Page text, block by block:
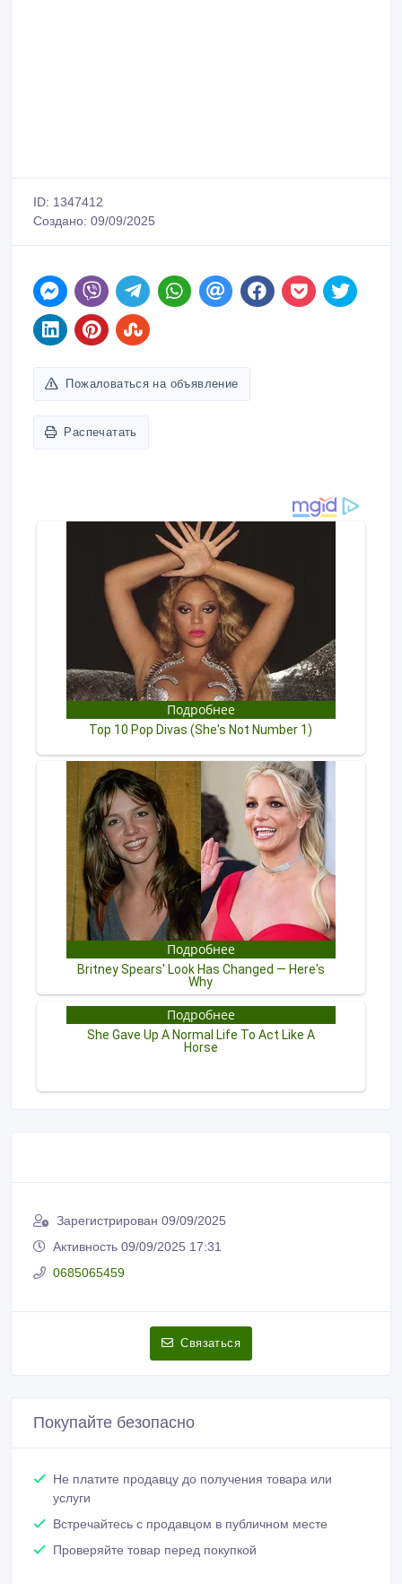
ID: 1347412
Создано: 09/09/2025
Пожаловаться на объявление
Распечатать
Зарегистрирован 09/09/2025
Активность 09/09/2025 17:31
0685065459
Связаться
Покупайте безопасно
Не платите продавцу до получения товара или
услуги
Встречайтесь с продавцом в публичном месте
Проверяйте товар перед покупкой